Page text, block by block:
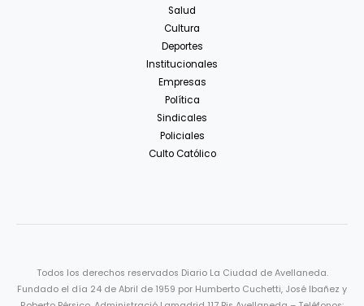
Salud
Cultura
Deportes
Institucionales
Empresas
Política
Sindicales
Policiales
Culto Católico
Todos los derechos reservados Diario La Ciudad de Avellaneda.
Fundado el día 24 de Abril de 1959 por Humberto Cuchetti, José Ibañez y